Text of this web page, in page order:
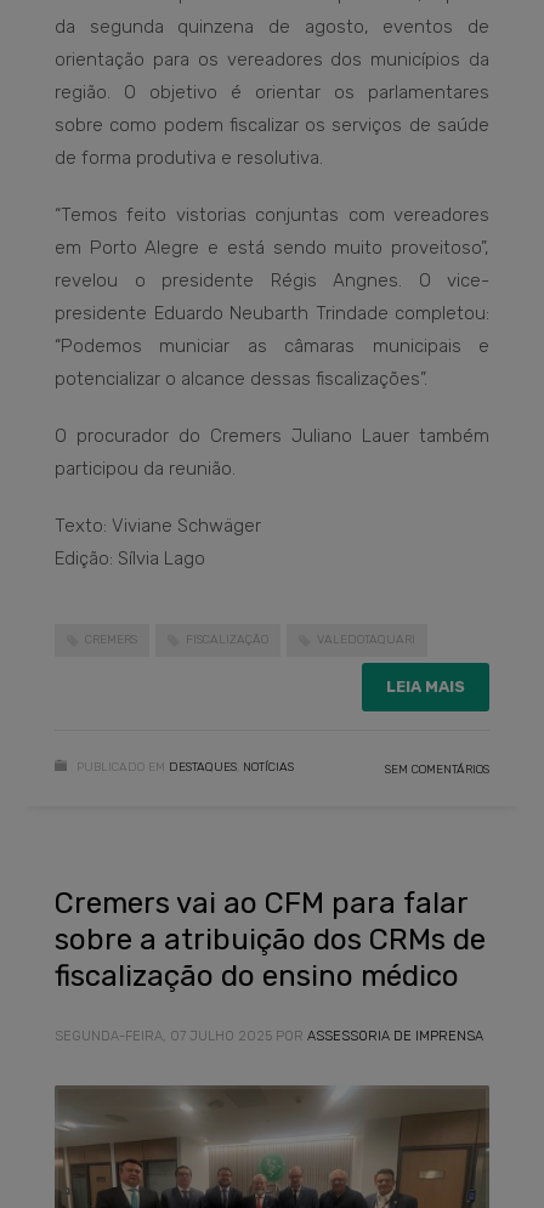
da segunda quinzena de agosto, eventos de
orientação para os vereadores dos municípios da
região. O objetivo é orientar os parlamentares
sobre como podem fiscalizar os serviços de saúde
de forma produtiva e resolutiva.
“Temos feito vistorias conjuntas com vereadores
em Porto Alegre e está sendo muito proveitoso”,
revelou o presidente Régis Angnes. O vice-
presidente Eduardo Neubarth Trindade completou:
“Podemos municiar as câmaras municipais e
potencializar o alcance dessas fiscalizações”.
O procurador do Cremers Juliano Lauer também
participou da reunião.
Texto: Viviane Schwäger
Edição: Sílvia Lago
CREMERS FISCALIZAÇÃO VALEDOTAQUARI
LEIA MAIS
PUBLICADO EM DESTAQUES NOTÍCIAS SEM COMENTÁRIOS
Cremers vai ao CFM para falar
sobre a atribuição dos CRMs de
fiscalização do ensino médico
SEGUNDA-FEIRA, 07 JULHO 2025 POR ASSESSORIA DE IMPRENSA